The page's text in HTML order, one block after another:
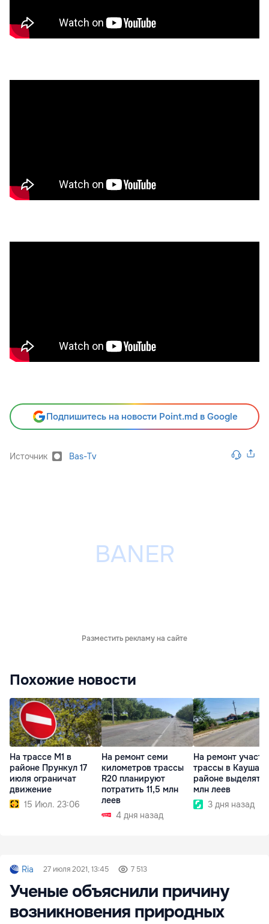
Подпишитесь на новости Point.md в Google
Источник Bas-Tv
Разместить рекламу на сайте
Похожие новости
На трассе M1 в
районе Прункул 17
июля ограничат
движение
15 Июл. 23:06
На ремонт семи
километров трассы
R20 планируют
потратить 11,5 млн
леев
4 дня назад
На ремонт
трассы в
районе выделят
млн леев
3 дня назад
Ria 27 июля 2021, 13:45 7 513
Ученые объяснили причину
возникновения природных